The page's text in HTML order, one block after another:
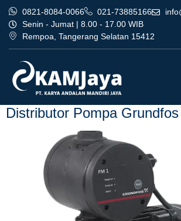
0821-8084-0066 021-73885166
Senin - Jumat | 8.00 - 17.00 WIB
Rempoa, Tangerang Selatan 15412
Tag:
grundfos jakarta
Distributor Pompa